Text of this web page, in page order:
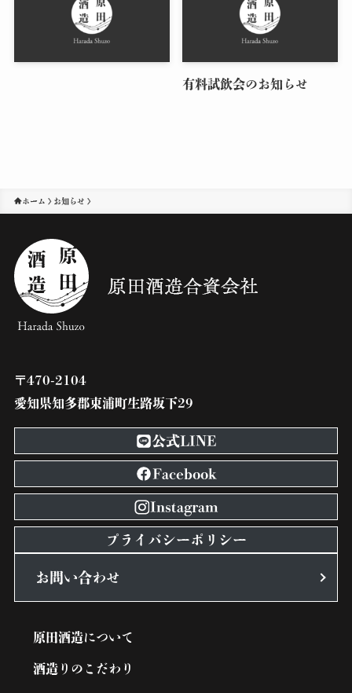
有料試飲会のお知らせ
ホーム お知らせ
〒470-2104
愛知県知多郡東浦町生路坂下29
公式LINE
Facebook
Instagram
プライバシーポリシー
お問い合わせ
原田酒造について
酒造りのこだわり